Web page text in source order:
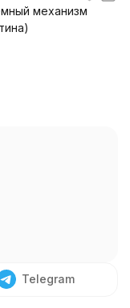
механизм
Telegram